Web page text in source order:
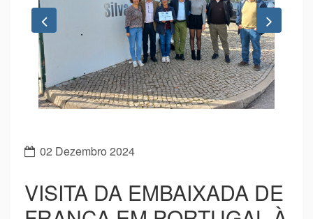
Previous Next